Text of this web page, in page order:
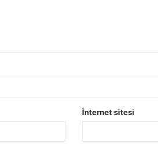
İnternet sitesi